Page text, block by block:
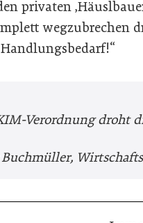
privaten
wegzubrechen
Verordnung droht